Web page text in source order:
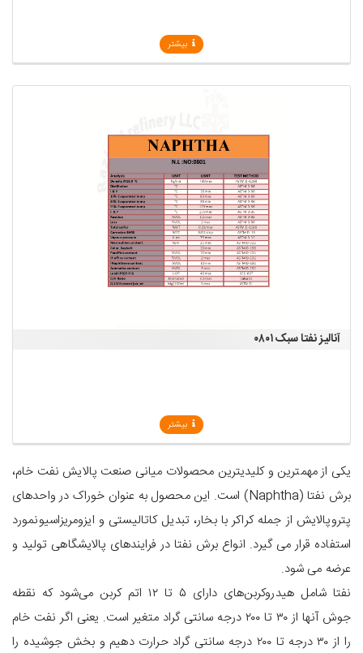
بیشتر
آنالیز نفتا سبک۰۸۰۱
بیشتر
یکی از مهمترین و کلیدی­ترین محصولات میانی صنعت پالایش نفت خام،
برش نفتا (Naphtha) است. این محصول به عنوان خوراک در واحدهای
پتروپالایش از جمله کراکر با بخار، تبدیل کاتالیستی و ایزومریزاسیونمورد
استفاده قرار می گیرد. انواع برش نفتا در فرایندهای پالایشگاهی تولید و
عرضه می ­شود.
نفتا شامل هیدروکربن‌های دارای ۵ تا ۱۲ اتم کربن می‌شود که نقطه
جوش آنها از ۳۰ تا ۲۰۰ درجه سانتی گراد متغیر است. یعنی اگر نفت خام
را از ۳۰ درجه تا ۲۰۰ درجه سانتی گراد حرارت دهیم و بخش جوشیده را